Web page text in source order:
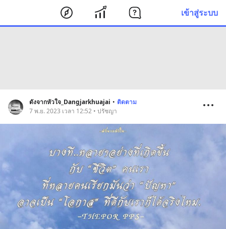
เข้าสู่ระบบ
ดังจากหัวใจ_Dangjarkhuajai • ติดตาม
7 พ.ย. 2023 เวลา 12:52 • ปรัชญา